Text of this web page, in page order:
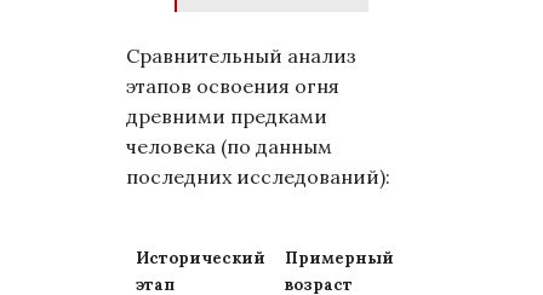
Сравнительный анализ
этапов освоения огня
древними предками
человека (по данным
последних исследований):
Исторический
этап
Примерный
возраст